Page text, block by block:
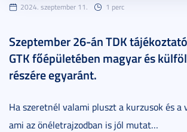
2024. szeptember 11. 1 perc
Szeptember 26-án TDK
GTK főépületében magyar és
részére egyaránt.
Ha szeretnél valami pluszt a kurzusok és a
ami az önéletrajzodban is jól mutat…